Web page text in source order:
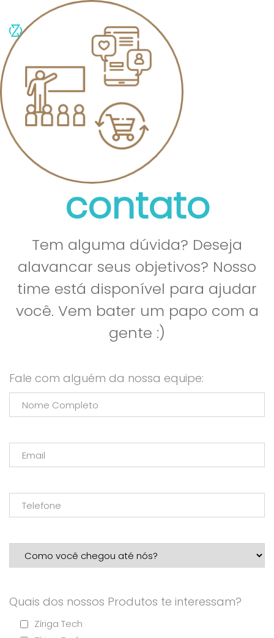
contato
Tem alguma dúvida? Deseja
alavancar seus objetivos? Nosso
time está disponível para ajudar
você. Vem bater um papo com a
gente :)
Fale com alguém da nossa equipe:
Quais dos nossos Produtos te interessam?
Zíriga Tech